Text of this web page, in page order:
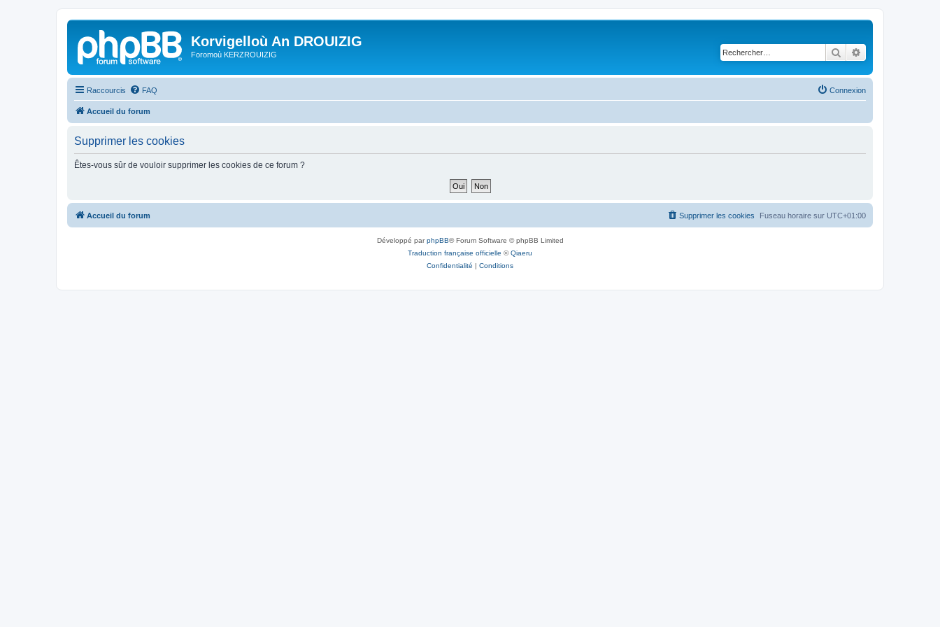
Korvigelloù An DROUIZIG
Foromoù KERZROUIZIG Rechercher
Raccourcis FAQ Connexion
Accueil du forum
Supprimer les cookies
Êtes-vous sûr de vouloir supprimer les cookies de ce forum ?
Accueil du forum Fuseau horaire sur UTC+01:00
Supprimer les cookies
Développé parphpBB® Forum Software © phpBB Limited
Traduction française officielle ©Qiaeru
Confidentialité | Conditions